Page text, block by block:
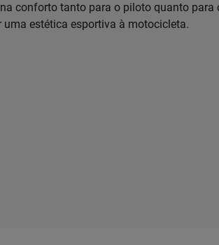
conforto tanto para o piloto quanto para
estética esportiva à motocicleta.